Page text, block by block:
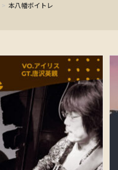
> 本八幡ボイトレ